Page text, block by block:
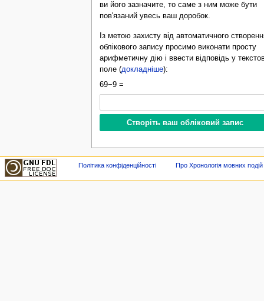
ви його зазначите, то саме з ним може бути
пов'язаний увесь ваш доробок.
Із метою захисту від автоматичного
облікового запису просимо виконати просту
арифметичну дію і ввести відповідь у
поле (докладніше):
69−9 =
Політика конфіденційності Про Хронологія мовних подій